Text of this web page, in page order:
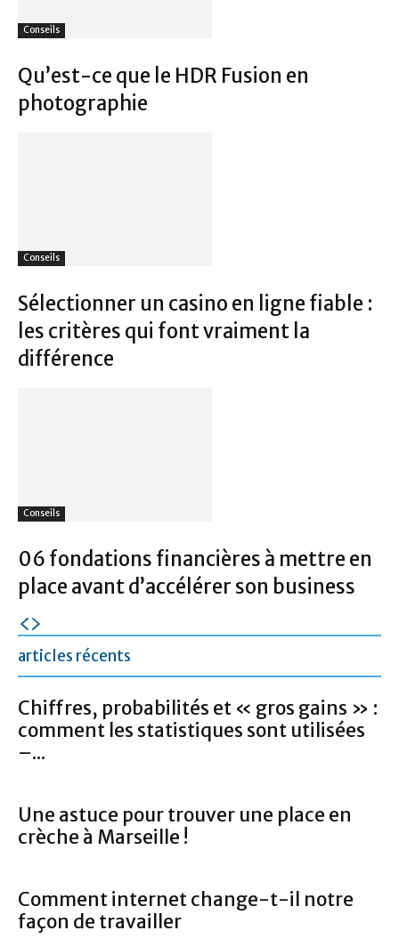
Conseils
Qu’est-ce que le HDR Fusion en
photographie
Conseils
Sélectionner un casino en ligne fiable :
les critères qui font vraiment la
différence
Conseils
06 fondations financières à mettre en
place avant d’accélérer son business
articles récents
Chiffres, probabilités et « gros gains » :
comment les statistiques sont utilisées
–...
Une astuce pour trouver une place en
crèche à Marseille !
Comment internet change-t-il notre
façon de travailler